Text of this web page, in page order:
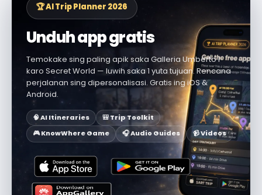
🏆 AI Trip Planner 2026
Unduh app gratis
Temokake sing paling apik saka Galleria Umberto I
karo Secret World — luwih saka 1 yuta tujuan. Rencana
perjalanan sing dipersonalisasi. Gratis ing iOS &
Android.
🧠 AI Itineraries
🎒 Trip Toolkit
🎮 KnowWhere Game
🎧 Audio Guides 📹 Videos